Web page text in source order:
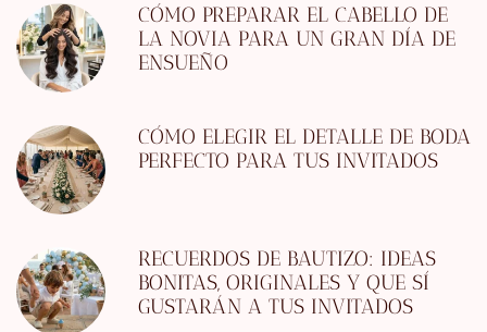
CÓMO PREPARAR EL CABELLO DE
LA NOVIA PARA UN GRAN DÍA DE
ENSUEÑO
CÓMO ELEGIR EL DETALLE DE BODA
PERFECTO PARA TUS INVITADOS
RECUERDOS DE BAUTIZO: IDEAS
BONITAS, ORIGINALES Y QUE SÍ
GUSTARÁN A TUS INVITADOS